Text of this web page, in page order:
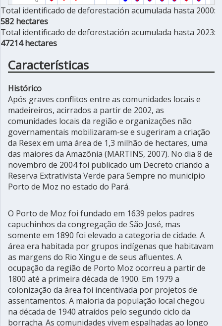
Total identificado de deforestación acumulada hasta 2000:
582 hectares
Total identificado de deforestación acumulada hasta 2023:
47214 hectares
Características
Histórico
Após graves conflitos entre as comunidades locais e
madeireiros, acirrados a partir de 2002, as
comunidades locais da região e organizações não
governamentais mobilizaram-se e sugeriram a criação
da Resex em uma área de 1,3 milhão de hectares, uma
das maiores da Amazônia (MARTINS, 2007). No dia 8 de
novembro de 2004 foi publicado um Decreto criando a
Reserva Extrativista Verde para Sempre no município
Porto de Moz no estado do Pará.
O Porto de Moz foi fundado em 1639 pelos padres
capuchinhos da congregação de São José, mas
somente em 1890 foi elevado a categoria de cidade. A
área era habitada por grupos indígenas que habitavam
as margens do Rio Xingu e de seus afluentes. A
ocupação da região de Porto Moz ocorreu a partir de
1800 até a primeira década de 1900. Em 1979 a
colonização da área foi incentivada por projetos de
assentamentos. A maioria da população local chegou
na década de 1940 atraídos pelo segundo ciclo da
borracha. As comunidades vivem espalhadas ao longo